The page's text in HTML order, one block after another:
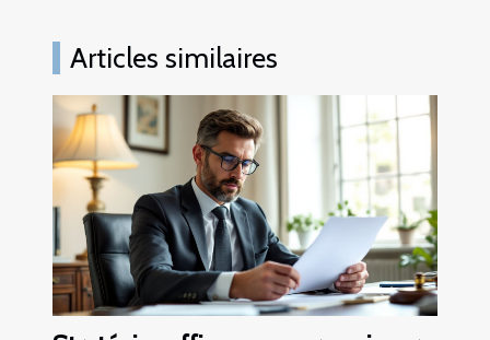
Articles similaires